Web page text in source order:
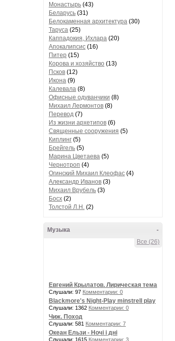
Монастырь (43)
Беларусь (31)
Белокаменная архитектура (30)
Таруса (25)
Каппадокия, Ихлара (20)
Апокалипсис (16)
Питер (15)
Корова и хозяйство (13)
Псков (12)
Икона (9)
Калевала (8)
Офисные одуванчики (8)
Михаил Лермонтов (8)
Перевод (7)
Из жизни архетипов (6)
Священные сооружения (5)
Киплинг (5)
Брейгель (5)
Марина Цветаева (5)
Чернотроп (4)
Огинский Михаил Клеофас (4)
Александр Иванов (3)
Михаил Врубель (3)
Босх (2)
Толстой Л.Н. (2)
-
Музыка
Все (26)
Евгений Крылатов. Лирическая тема
Слушали: 97 Комментарии: 0
Blackmore's Night-Play minstrell play
Слушали: 1362 Комментарии: 0
Чиж. Поход
Слушали: 581 Комментарии: 7
Океан Ельзи - Ночі і дні
Слушали: 1615 Комментарии: 3